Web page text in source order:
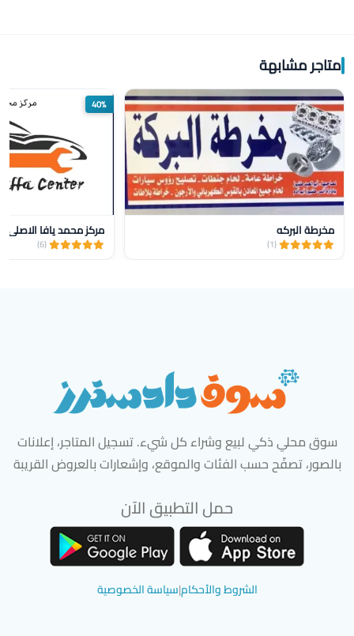
متاجر مشابهة
مخرطة البركه
(1)
40%
مركز محمد يافا الاصلي
(6)
سوق محلي ذكي لبيع وشراء كل شيء. تسجيل المتاجر، إعلانات
بالصور، تصفّح حسب الفئات والموقع، وإشعارات بالعروض القريبة
حمل التطبيق الآن
الشروط والأحكام|سياسة الخصوصية